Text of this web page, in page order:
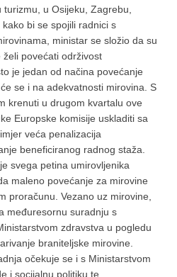
u Osijeku, Zagrebu,
bi se spojili radnici s
ministar se složio da su
povećati održivost
je jedan od načina povećanje
se i na adekvatnosti mirovina. S
krenuti u drugom kvartalu ove
Europske komisije uskladiti sa
veća penalizacija
beneficiranog radnog staža.
svega petina umirovljenika
maleno povećanje za mirovine
proračunu. Vezano uz mirovine,
međuresornu suradnju s
zdravstva u pogledu
braniteljske mirovine.
očekuje se i s Ministarstvom
i socijalnu politiku te